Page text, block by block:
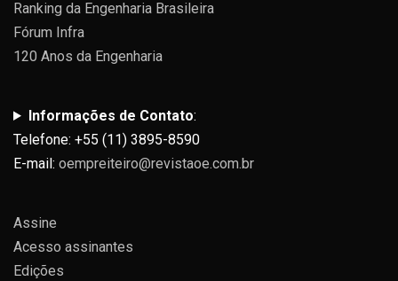
Ranking da Engenharia Brasileira
Fórum Infra
120 Anos da Engenharia
Informações de Contato:
Telefone: +55 (11) 3895-8590
E-mail: oempreiteiro@revistaoe.com.br
Assine
Acesso assinantes
Edições